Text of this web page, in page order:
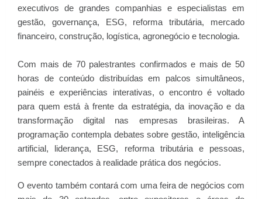
executivos de grandes companhias e especialistas em
gestão, governança, ESG, reforma tributária, mercado
financeiro, construção, logística, agronegócio e tecnologia.
Com mais de 70 palestrantes confirmados e mais de 50
horas de conteúdo distribuídas em palcos simultâneos,
painéis e experiências interativas, o encontro é voltado
para quem está à frente da estratégia, da inovação e da
transformação digital nas empresas brasileiras. A
programação contempla debates sobre gestão, inteligência
artificial, liderança, ESG, reforma tributária e pessoas,
sempre conectados à realidade prática dos negócios.
O evento também contará com uma feira de negócios com